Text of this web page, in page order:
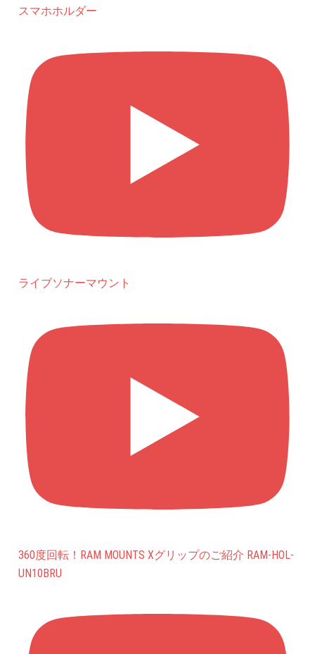
スマホホルダー
ライブソナーマウント
360度回転！RAM MOUNTS Xグリップのご紹介 RAM-HOL-
UN10BRU